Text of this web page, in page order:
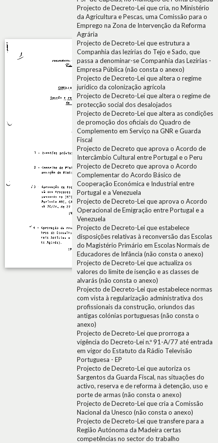
Projecto de Decreto-Lei que cria, no Ministério
da Agricultura e Pescas, uma Comissão para o
Emprego na Zona de Intervenção da Reforma
Agrária
Projecto de Decreto-Lei que estrutura a
Companhia das lezírias do Tejo e Sado, que
passa a denominar-se Companhia das Lezírias -
Empresa Pública (não consta o anexo)
Projecto de Decreto-Lei que altera o regime
jurídico da colonização agrícola
Projecto de Decreto-Lei que altera o regime de
protecção social dos desalojados
Projecto de Decreto-Lei que altera as condições
de promoção dos oficiais do Quadro de
Complemento em Serviço na GNR e Guarda
Fiscal
Projecto de Decreto que aprova o Acordo de
Intercâmbio Cultural entre Portugal e o Peru
Projecto de Decreto que aprova o Acordo
Complementar do Acordo Básico de
Cooperação Económica e Industrial entre
Portugal e a Venezuela
Projecto de Decreto-Lei que aprova o Acordo
Operacional de Emigração entre Portugal e a
Venezuela
Projecto de Decreto-Lei que estabelece
disposições relativas à reconversão das Escolas
do Magistério Primário em Escolas Normais de
Educadores de Infância (não consta o anexo)
Projecto de Decreto-Lei que actualiza os
valores do limite de isenção e as classes de
alvarás (não consta o anexo)
Projecto de Decreto-Lei que estabelece normas
com vista à regularização administrativa dos
profissionais da construção, oriundos das
antigas colónias portuguesas (não consta o
anexo)
Projecto de Decreto-Lei que prorroga a
vigência do Decreto-Lei n.º 91-A/77 até entrada
em vigor do Estatuto da Rádio Televisão
Portuguesa - EP
Projecto de Decreto-Lei que autoriza os
Sargentos da Guarda Fiscal, nas situações do
activo, reserva e de reforma à detenção, uso e
porte de armas (não consta o anexo)
Projecto de Decreto-Lei que cria a Comissão
Nacional da Unesco (não consta o anexo)
Projecto de Decreto-Lei que transfere para a
Região Autónoma da Madeira certas
competências no sector do trabalho